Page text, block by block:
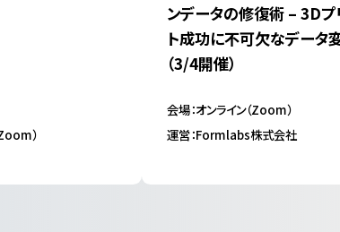
）
ンデータの修復術 – 3Dプ
ト成功に不可欠なデータ変
（3/4開催）
会場：オンライン（Zoom）
運営：Formlabs株式会社